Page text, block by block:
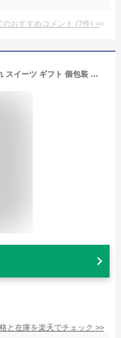
のおすすめコメント (7件) >
ホワイトデー お返し お菓子 高級 おしゃれ スイーツ ギフト 個包装 クッキー 缶 がらんの小石 30個 詰め合わせ チョコ 苺 抹茶 可愛い 人気 お取り寄せ プチギフト 洋菓子 焼き菓子 誕生日プレゼント お礼 内祝い 出産祝い 退職祝い 挨拶 職場 彼女 妻 子供 お配り 送料無料
と在庫を楽天でチェック >>